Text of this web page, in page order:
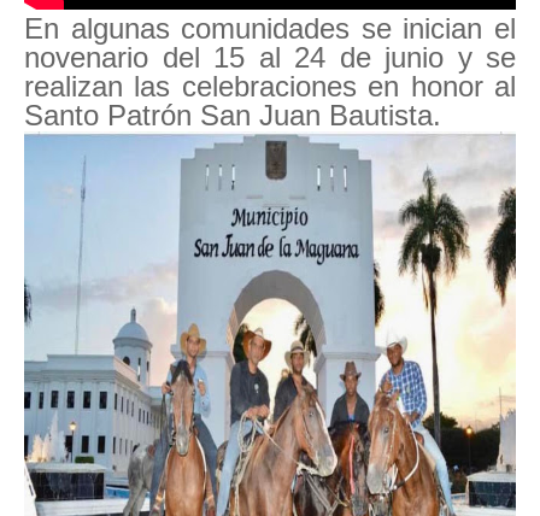
En algunas comunidades se inician el
novenario del 15 al 24 de junio y se
realizan las celebraciones en honor al
Santo Patrón San Juan Bautista.